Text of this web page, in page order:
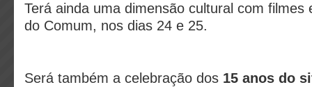
Terá ainda uma dimensão cultural com filmes
do Comum, nos dias 24 e 25.
Será também a celebração dos 15 anos do